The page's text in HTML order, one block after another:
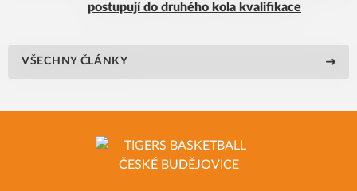
postupují do druhého kola kvalifikace
VŠECHNY ČLÁNKY